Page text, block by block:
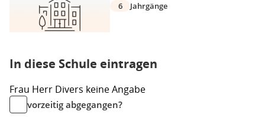
6
Jahrgänge
In diese Schule eintragen
Frau Herr Divers keine Angabe
vorzeitig abgegangen?